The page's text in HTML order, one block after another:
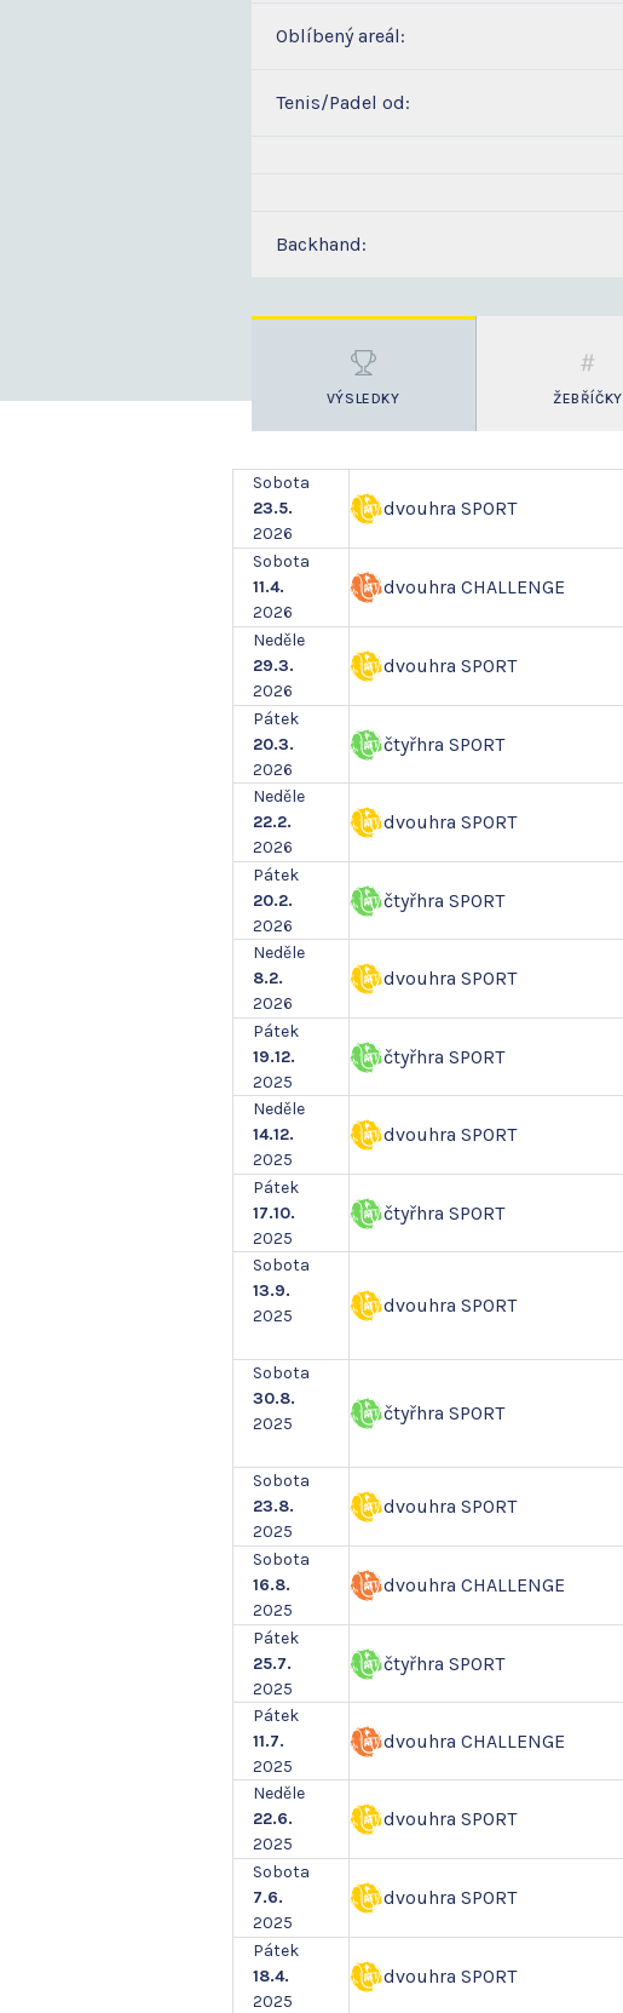
Oblíbený areál:
Tenis/Padel od:
Backhand:
VÝSLEDKY ŽEBŘÍČKY
Sobota
23.5.
2026
dvouhra SPORT
Sobota
11.4.
2026
dvouhra CHALLENGE
Neděle
29.3.
2026
dvouhra SPORT
Pátek
20.3.
2026
čtyřhra SPORT
Neděle
22.2.
2026
dvouhra SPORT
Pátek
20.2.
2026
čtyřhra SPORT
Neděle
8.2.
2026
dvouhra SPORT
Pátek
19.12.
2025
čtyřhra SPORT
Neděle
14.12.
2025
dvouhra SPORT
Pátek
17.10.
2025
čtyřhra SPORT
Sobota
13.9.
2025
dvouhra SPORT
Sobota
30.8.
2025
čtyřhra SPORT
Sobota
23.8.
2025
dvouhra SPORT
Sobota
16.8.
2025
dvouhra CHALLENGE
Pátek
25.7.
2025
čtyřhra SPORT
Pátek
11.7.
2025
dvouhra CHALLENGE
Neděle
22.6.
2025
dvouhra SPORT
Sobota
7.6.
2025
dvouhra SPORT
Pátek
18.4.
2025
dvouhra SPORT